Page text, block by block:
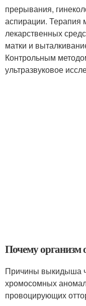
прерывания,
аспирации. Терапия
лекарственных
матки и
Контрольным
ультразвуковое
Почему организм
Причины выкидыша
хромосомных
провоцирующих